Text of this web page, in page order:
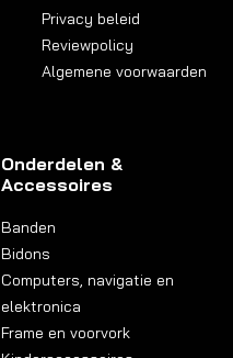
Privacy beleid
Reviewpolicy
Algemene voorwaarden
Onderdelen &
Accessoires
Banden
Bidons
Computers, navigatie en
elektronica
Frame en voorvork